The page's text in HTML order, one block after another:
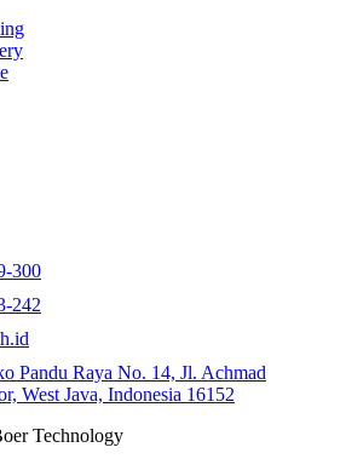
300
242
Pandu Raya No. 14, Jl. Achmad
West Java, Indonesia 16152
Technology